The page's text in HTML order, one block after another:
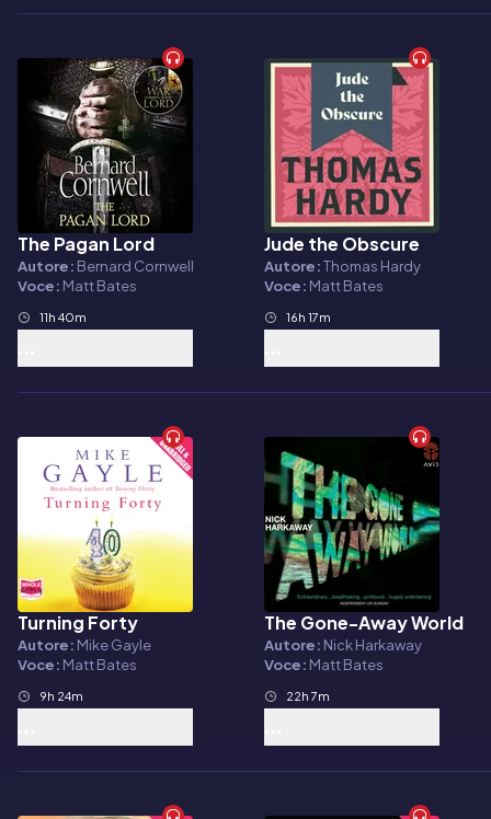
Audiolibro
The Pagan Lord
Autore: Bernard Cornwell
Voce: Matt Bates
11h 40m
Audiolibro
Jude the Obscure
Autore:Thomas Hardy
Voce: Matt Bates
16h 17m
Audiolibro
Turning Forty
Autore: Mike Gayle
Voce: Matt Bates
9h 24m
Audiolibro
The Gone-Away World
Autore: Nick Harkaway
Voce: Matt Bates
22h 7m